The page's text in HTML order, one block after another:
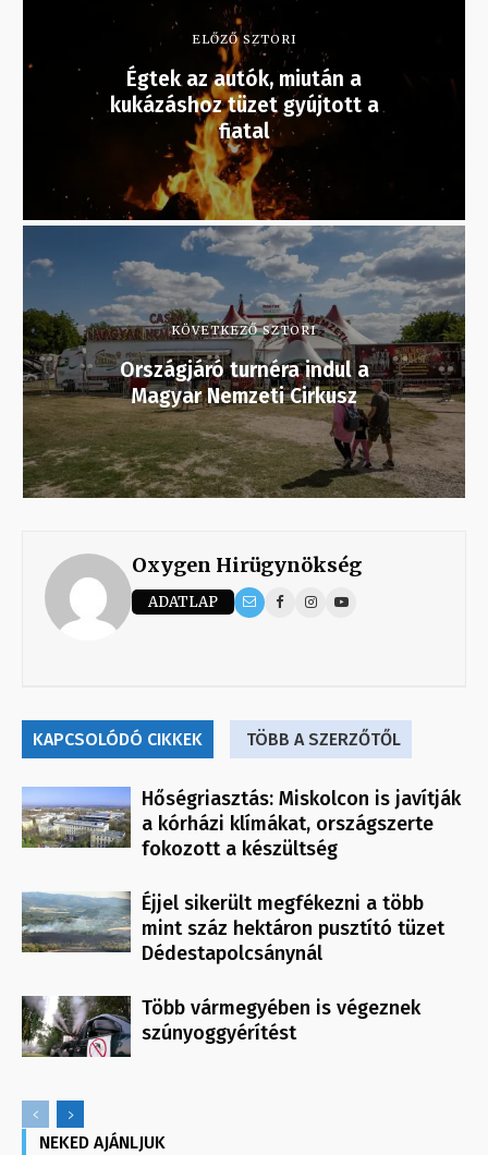
ELŐZŐ SZTORI
Égtek az autók, miután a
kukázáshoz tüzet gyújtott a
fiatal
KÖVETKEZŐ SZTORI
Országjáró turnéra indul a
Magyar Nemzeti Cirkusz
Oxygen Hirügynökség
ADATLAP
KAPCSOLÓDÓ CIKKEK TÖBB A SZERZŐTŐL
Hőségriasztás: Miskolcon is javítják
a kórházi klímákat, országszerte
fokozott a készültség
Éjjel sikerült megfékezni a több
mint száz hektáron pusztító tüzet
Dédestapolcsánynál
Több vármegyében is végeznek
szúnyoggyérítést
NEKED AJÁNLJUK